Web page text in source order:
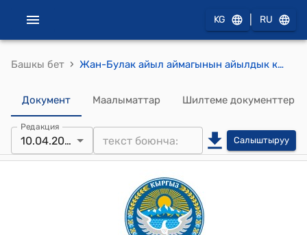
KG RU
Башкы бет › Жан-Булак айыл аймагынын айылдык кеңешинин 2023-жылдын 10-апрелиндеги № 31/4 "Жайыт ресурстарын мал жаюу менен байланышпаган башка максаттарга пайдалануу укугун берүүнүн тартиби жөнүндө типтүү жобого ылайык жайыт жерлеринен алынуучу акынын ѳлчѳмүн бекитип берүү жөнүндөгү 6-февраль 2023-жылдагы № 29/4 токтомуна толуктоо жана өзгөртүү киргизүү жөнүндө" токтому
Документ Маалыматтар Шилтеме документтер
Редакция
10.04.2023 Салыштыруу